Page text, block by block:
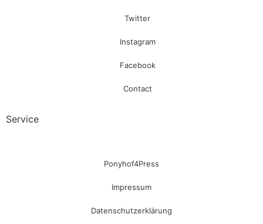
Twitter
Instagram
Facebook
Contact
Service
Ponyhof4Press
Impressum
Datenschutzerklärung